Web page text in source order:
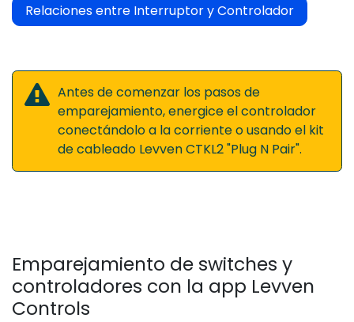
Relaciones entre Interruptor y Controlador
Antes de comenzar los pasos de
emparejamiento, energice el controlador
conectándolo a la corriente o usando el kit
de cableado Levven CTKL2 "Plug N Pair".
Emparejamiento de switches y
controladores con la app Levven
Controls